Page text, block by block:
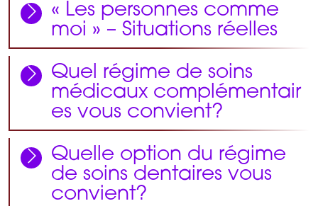
« Les personnes comme
moi » – Situations réelles
Quel régime de soins
médicaux complémentair
es vous convient?
Quelle option du régime
de soins dentaires vous
convient?